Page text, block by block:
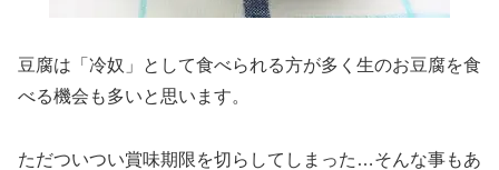
豆腐は「冷奴」として食べられる方が多く生のお豆腐を食
べる機会も多いと思います。
ただついつい賞味期限を切らしてしまった…そんな事もあ